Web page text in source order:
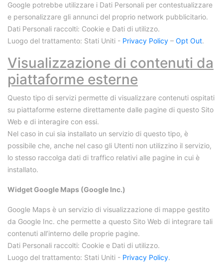
Google potrebbe utilizzare i Dati Personali per contestualizzare
e personalizzare gli annunci del proprio network pubblicitario.
Dati Personali raccolti: Cookie e Dati di utilizzo.
Luogo del trattamento: Stati Uniti - Privacy Policy – Opt Out.
Visualizzazione di contenuti da
piattaforme esterne
Questo tipo di servizi permette di visualizzare contenuti ospitati
su piattaforme esterne direttamente dalle pagine di questo Sito
Web e di interagire con essi.
Nel caso in cui sia installato un servizio di questo tipo, è
possibile che, anche nel caso gli Utenti non utilizzino il servizio,
lo stesso raccolga dati di traffico relativi alle pagine in cui è
installato.
Widget Google Maps (Google Inc.)
Google Maps è un servizio di visualizzazione di mappe gestito
da Google Inc. che permette a questo Sito Web di integrare tali
contenuti all’interno delle proprie pagine.
Dati Personali raccolti: Cookie e Dati di utilizzo.
Luogo del trattamento: Stati Uniti - Privacy Policy.